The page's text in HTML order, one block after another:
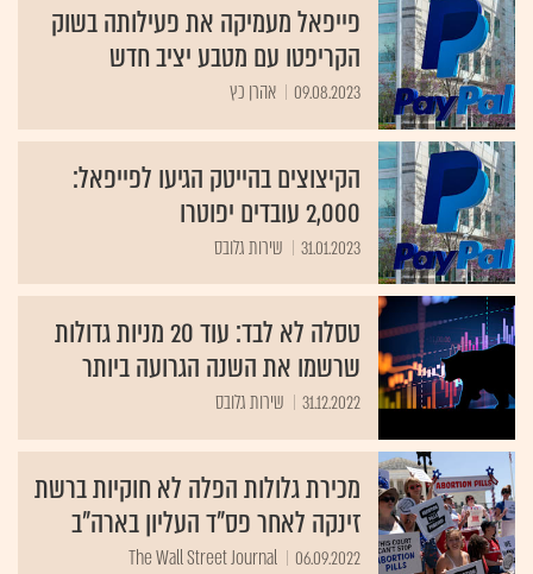
פייפאל מעמיקה את פעילותה בשוק
הקריפטו עם מטבע יציב חדש
09.08.2023 אהרן כץ
הקיצוצים בהייטק הגיעו לפייפאל:
2,000 עובדים יפוטרו
31.01.2023 שירות גלובס
טסלה לא לבד: עוד 20 מניות גדולות
שרשמו את השנה הגרועה ביותר
31.12.2022 שירות גלובס
מכירת גלולות הפלה לא חוקיות ברשת
זינקה לאחר פס"ד העליון בארה"ב
06.09.2022
The Wall Street Journal